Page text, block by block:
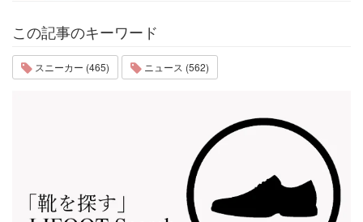
この記事のキーワード
スニーカー (465) ニュース (562)